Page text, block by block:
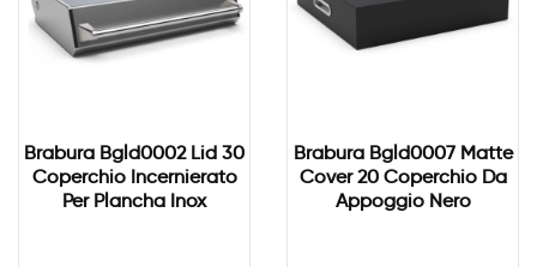
Brabura Bgld0002 Lid 30
Coperchio Incernierato
Per Plancha Inox
Brabura Bgld0007 Matte
Cover 20 Coperchio Da
Appoggio Nero